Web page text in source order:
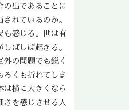
の出であることに
れているのか。
も感じる。世は有
ばしば起きる。
外の問題でも鋭く
ろくも折れてしま
は横に大きくなら
さを感じさせる人